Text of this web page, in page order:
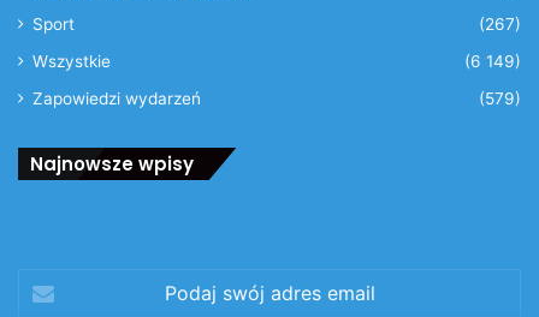
Sport
(267)
Wszystkie
(6 149)
Zapowiedzi wydarzeń
(579)
Najnowsze wpisy
swój